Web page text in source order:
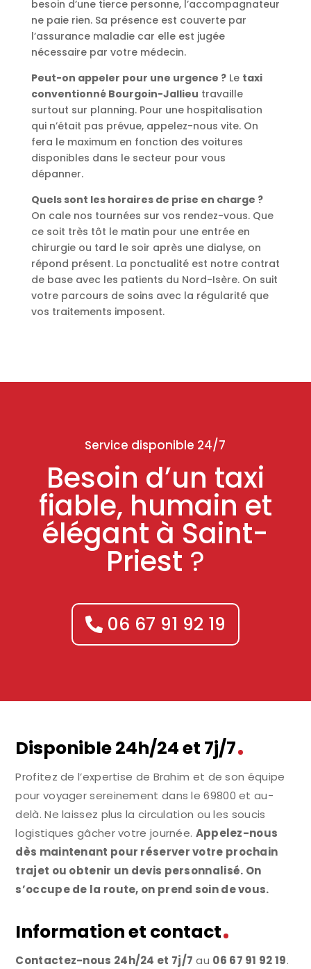
besoin d’une tierce personne, l’accompagnateur
ne paie rien. Sa présence est couverte par
l’assurance maladie car elle est jugée
nécessaire par votre médecin.
Peut-on appeler pour une urgence ?Le taxi
conventionné Bourgoin-Jallieu travaille
surtout sur planning. Pour une hospitalisation
qui n’était pas prévue, appelez-nous vite. On
fera le maximum en fonction des voitures
disponibles dans le secteur pour vous
dépanner.
Quels sont les horaires de prise en charge ?
On cale nos tournées sur vos rendez-vous. Que
ce soit très tôt le matin pour une entrée en
chirurgie ou tard le soir après une dialyse, on
répond présent. La ponctualité est notre contrat
de base avec les patients du Nord-Isère. On suit
votre parcours de soins avec la régularité que
vos traitements imposent.
Service disponible 24/7
Besoin d’un taxi
fiable, humain et
élégant à Saint-
Priest ?
06 67 91 92 19
Disponible 24h/24 et 7j/7
Profitez de l’expertise de Brahim et de son équipe
pour voyager sereinement dans le 69800 et au-
delà. Ne laissez plus la circulation ou les soucis
logistiques gâcher votre journée. Appelez-nous
dès maintenant pour réserver votre prochain
trajet ou obtenir un devis personnalisé. On
s’occupe de la route, on prend soin de vous.
Information et contact
Contactez-nous 24h/24 et 7j/7 au 06 67 91 92 19.